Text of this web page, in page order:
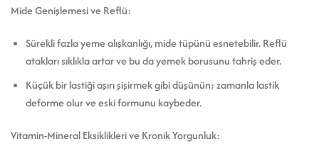
Mide Genişlemesi ve Reflü:
Sürekli fazla yeme alışkanlığı, mide tüpünü esnetebilir. Reflü
atakları sıklıkla artar ve bu da yemek borusunu tahriş eder.
Küçük bir lastiği aşırı şişirmek gibi düşünün; zamanla lastik
deforme olur ve eski formunu kaybeder.
Vitamin-Mineral Eksiklikleri ve Kronik Yorgunluk: